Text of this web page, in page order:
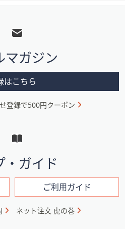
マガジン
はこちら
登録で500円クーポン
・ガイド
ご利用ガイド
ネット注文 虎の巻